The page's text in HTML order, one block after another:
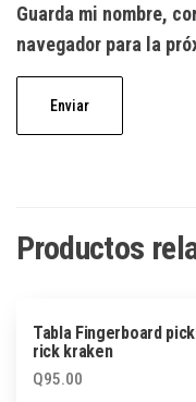
Guarda mi nombre,
navegador para la
Productos
Tabla Fingerboard
rick kraken
Q95.00